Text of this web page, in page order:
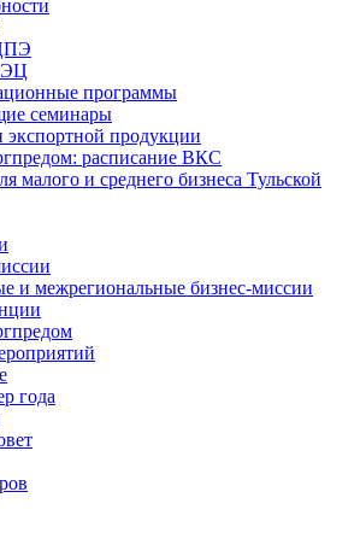
программы
семинары
экспортной продукции
расписание ВКС
малого и среднего бизнеса Тульской
и межрегиональные бизнес-миссии
года